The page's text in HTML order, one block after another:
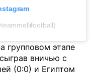
групповом этапе
вничью с
(0:0) и Египтом